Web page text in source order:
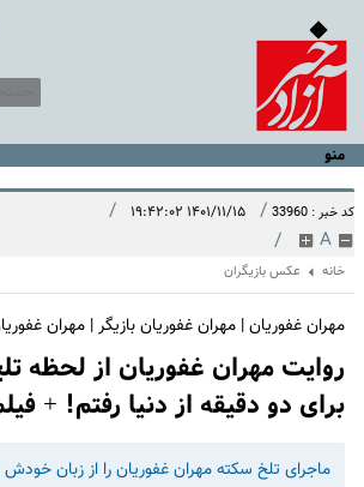
منو
کد خبر : 33960 / ۱۴۰۱/۱۱/۱۵ ۱۹:۴۲:۰۲ /
A
/
خانه عکس بازیگران
مهران غفوریان | مهران غفوریان بازیگر | مهران
روایت مهران غفوریان از لحظه
برای دو دقیقه از دنیا رفتم! +
ماجرای تلخ سکته مهران غفوریان را از زبان خودش